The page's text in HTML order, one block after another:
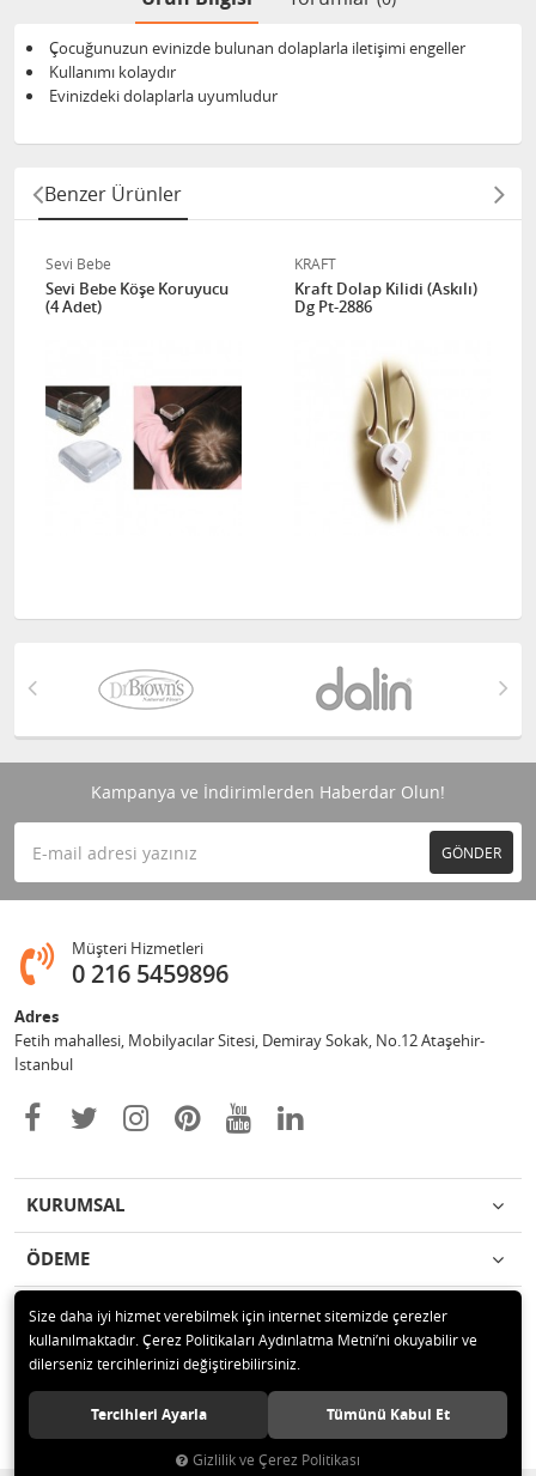
Çocuğunuzun evinizde bulunan dolaplarla iletişimi engeller
Kullanımı kolaydır
Evinizdeki dolaplarla uyumludur
Benzer Ürünler
Sevi Bebe
Sevi Bebe Köşe Koruyucu
(4 Adet)
KRAFT
Kraft Dolap Kilidi (Askılı)
Dg Pt-2886
Kampanya ve İndirimlerden Haberdar Olun!
GÖNDER
Müşteri Hizmetleri
0 216 5459896
Adres
Fetih mahallesi, Mobilyacılar Sitesi, Demiray Sokak, No.12 Ataşehir-
İstanbul
KURUMSAL
ÖDEME
İLETİŞİM
© 2020 Leylek Mağazacılık Hizmetleri Ltd. Şti. Tüm hakları saklıdır.
Size daha iyi hizmet verebilmek için internet sitemizde çerezler
kullanılmaktadır. Çerez Politikaları Aydınlatma Metni’ni okuyabilir ve
dilerseniz tercihlerinizi değiştirebilirsiniz.
Tercihleri Ayarla Tümünü Kabul Et
Gizlilik ve Çerez Politikası